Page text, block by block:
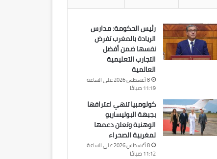
رئيس الحكومة: مدارس
الريادة بالمغرب تفرض
نفسها ضمن أفضل
التجارب التعليمية
العالمية
8 أغسطس 2026 على الساعة
11:19 صباحًا
كولومبيا تنهي اعترافها
بجبهة البوليساريو
الوهنية وتعلن دعمها
لمغربية الصحراء
8 أغسطس 2026 على الساعة
11:12 صباحًا